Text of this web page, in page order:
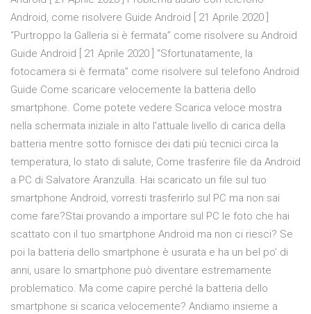
Android, come risolvere Guide Android [ 21 Aprile 2020 ]
“Purtroppo la Galleria si è fermata” come risolvere su Android
Guide Android [ 21 Aprile 2020 ] “Sfortunatamente, la
fotocamera si è fermata” come risolvere sul telefono Android
Guide Come scaricare velocemente la batteria dello
smartphone. Come potete vedere Scarica veloce mostra
nella schermata iniziale in alto l'attuale livello di carica della
batteria mentre sotto fornisce dei dati più tecnici circa la
temperatura, lo stato di salute, Come trasferire file da Android
a PC di Salvatore Aranzulla. Hai scaricato un file sul tuo
smartphone Android, vorresti trasferirlo sul PC ma non sai
come fare?Stai provando a importare sul PC le foto che hai
scattato con il tuo smartphone Android ma non ci riesci? Se
poi la batteria dello smartphone è usurata e ha un bel po’ di
anni, usare lo smartphone può diventare estremamente
problematico. Ma come capire perché la batteria dello
smartphone si scarica velocemente? Andiamo insieme a